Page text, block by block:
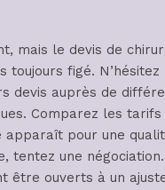
mais le devis de
toujours figé. N’hésitez
devis auprès de
Comparez les tarifs
pour une
tentez une
être ouverts à un